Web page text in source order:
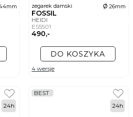
zegarek damski ø 26mm
FOSSIL
HEIDI
ES5501
490,-
DO KOSZYKA
4 wersje
24h
BEST
24h